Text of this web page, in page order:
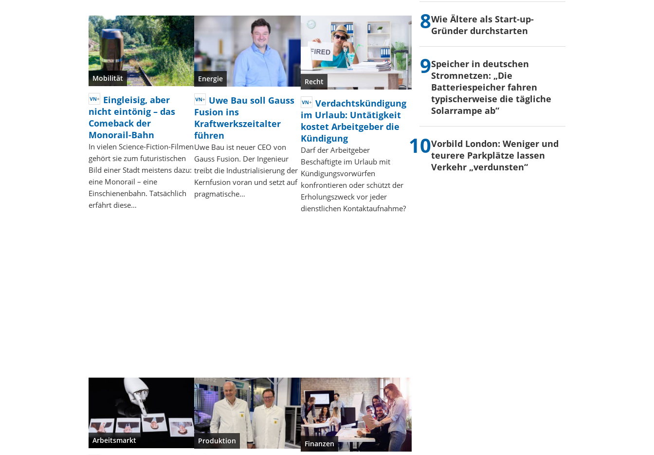
Mobilität
Eingleisig, aber
nicht eintönig – das
Comeback der
Monorail-Bahn
In vielen Science-Fiction-Filmen
gehört sie zum futuristischen
Bild einer Stadt meistens dazu:
eine Monorail – eine
Einschienenbahn. Tatsächlich
erfährt diese…
Energie
Uwe Bau soll Gauss
Fusion ins
Kraftwerkszeitalter
führen
Uwe Bau ist neuer CEO von
Gauss Fusion. Der Ingenieur
treibt die Industrialisierung der
Kernfusion voran und setzt auf
pragmatische…
Recht
Verdachtskündigung
im Urlaub: Untätigkeit
kostet Arbeitgeber die
Kündigung
Darf der Arbeitgeber
Beschäftigte im Urlaub mit
Kündigungsvorwürfen
konfrontieren oder schützt der
Erholungszweck vor jeder
dienstlichen Kontaktaufnahme?
Arbeitsmarkt Produktion Finanzen
Wie Ältere als Start-up-
Gründer durchstarten
Speicher in deutschen
Stromnetzen: „Die
Batteriespeicher fahren
typischerweise die tägliche
Solarrampe ab“
Vorbild London: Weniger und
teurere Parkplätze lassen
Verkehr „verdunsten“